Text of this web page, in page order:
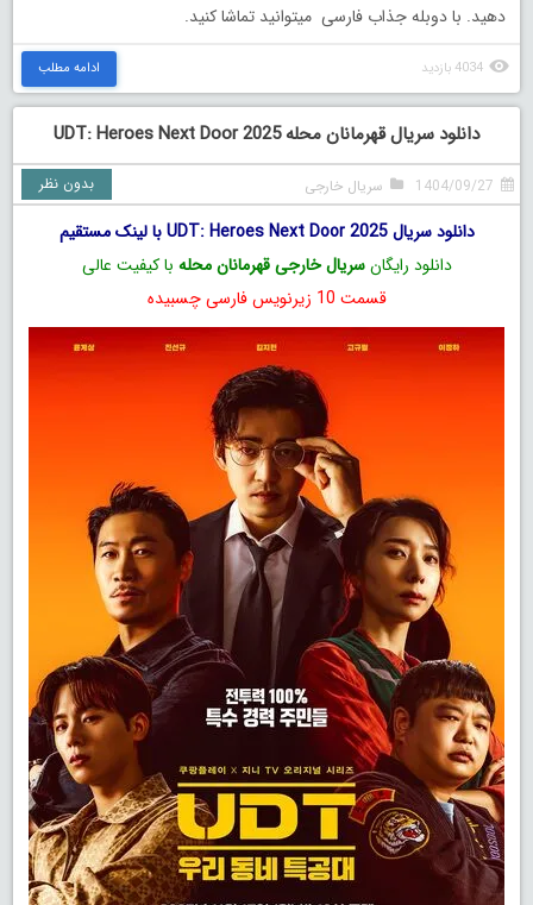
دهید. با دوبله جذاب فارسی میتوانید تماشا کنید.
4034 بازدید ادامه مطلب
دانلود سریال قهرمانان محله UDT: Heroes Next Door 2025
1404/09/27 سریال خارجی بدون نظر
دانلود سریال UDT: Heroes Next Door 2025 با لینک مستقیم
دانلود رایگانسریال خارجی قهرمانان محله با کیفیت عالی
قسمت 10 زیرنویس فارسی چسبیده